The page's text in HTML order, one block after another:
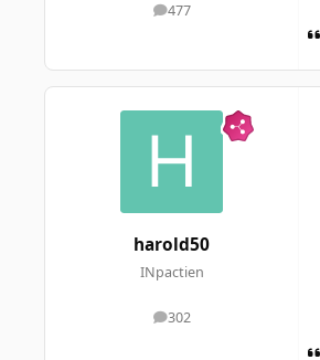
477
messages
harold50
INpactien
302
messages